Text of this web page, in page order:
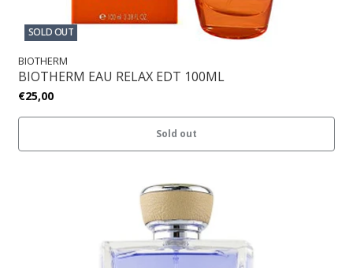
SOLD OUT
BIOTHERM
BIOTHERM EAU RELAX EDT 100ML
€25,00
Sold out